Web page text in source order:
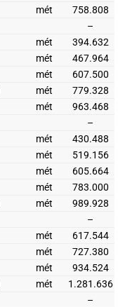
mét
758.808
–
mét
394.632
mét
467.964
mét
607.500
mét
779.328
mét
963.468
–
mét
430.488
mét
519.156
mét
605.664
mét
783.000
mét
989.928
–
mét
617.544
mét
727.380
mét
934.524
mét
1.281.636
–